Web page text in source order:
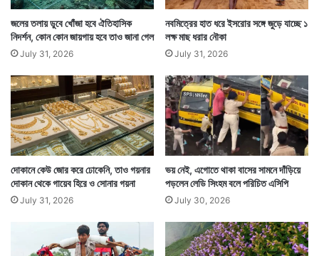
মণিপুরের তামেংলং জেলার চিউলুয়ান ২ এবং গুয়ানগ্রাম হল এমন
জলের তলায় ডুবে খোঁজা হবে ঐতিহাসিক
নিদর্শন, কোন কোন জায়গায় হবে তাও জানা গেল
July 31, 2026
নবমিত্রের হাত ধরে ইসরোর সঙ্গে জুড়ে যাচ্ছে ১
লক্ষ মাছ ধরার নৌকা
July 31, 2026
দোকানে কেউ জোর করে ঢোকেনি, তাও গয়নার
দোকান থেকে গায়েব হিরে ও সোনার গয়না
July 31, 2026
ভয় নেই, এগোতে থাকা বাসের সামনে দাঁড়িয়ে
পড়লেন লেডি সিংহম বলে পরিচিত এসিপি
July 30, 2026